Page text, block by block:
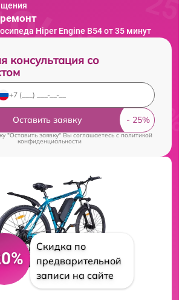
Hiper Engine B54 от 35 минут
консультация со
Оставить заявку
"Оставить заявку" Вы соглашаетесь cполитикой
конфиденциальности
Скидка по
предварительной
записи на сайте